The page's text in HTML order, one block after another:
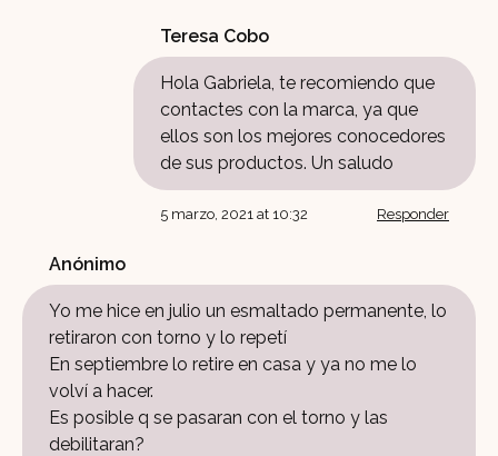
Teresa Cobo
Hola Gabriela, te recomiendo que
contactes con la marca, ya que
ellos son los mejores conocedores
de sus productos. Un saludo
5 marzo, 2021 at 10:32 Responder
Anónimo
Yo me hice en julio un esmaltado permanente, lo
retiraron con torno y lo repetí
En septiembre lo retire en casa y ya no me lo
volví a hacer.
Es posible q se pasaran con el torno y las
debilitaran?